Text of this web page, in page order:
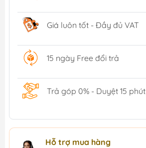
Giá luôn tốt - Đầy đủ VAT
15 ngày Free đổi trả
Trả góp 0% - Duyệt 15 phút
Hỗ trợ mua hàng